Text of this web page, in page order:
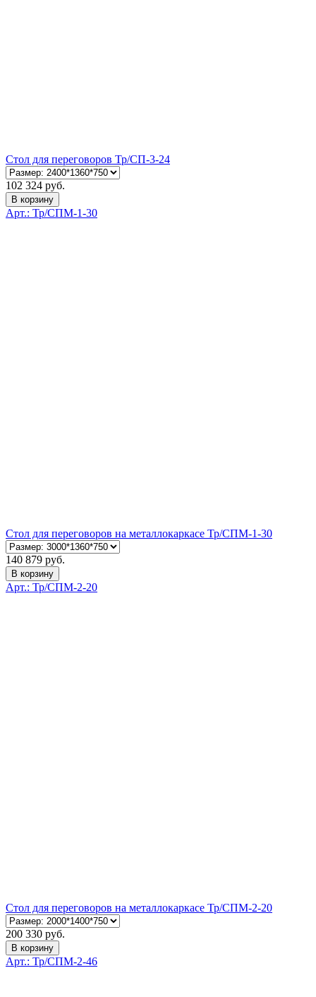
Стол для переговоров Тр/СП-3-24
102 324 руб.
В корзину
Арт.: Тр/СПМ-1-30
Стол для переговоров на металлокаркасе Тр/СПМ-1-30
140 879 руб.
В корзину
Арт.: Тр/СПМ-2-20
Стол для переговоров на металлокаркасе Тр/СПМ-2-20
200 330 руб.
В корзину
Арт.: Тр/СПМ-2-46